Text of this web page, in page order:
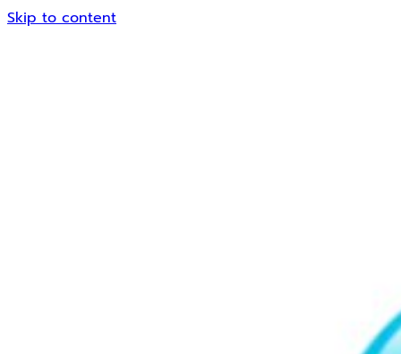
Skip to content